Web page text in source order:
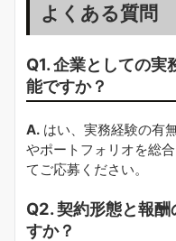
よくある質問
Q1. 企業としての
能ですか？
A. はい、実務経験の有
やポートフォリオを総
てご応募ください。
Q2. 契約形態と報
すか？